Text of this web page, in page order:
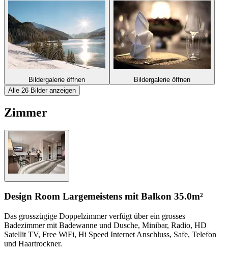
Bildergalerie öffnen
Bildergalerie öffnen
Alle 26 Bilder anzeigen
Zimmer
Design Room Largemeistens mit Balkon 35.0m²
Das grosszügige Doppelzimmer verfügt über ein grosses
Badezimmer mit Badewanne und Dusche, Minibar, Radio, HD
Satellit TV, Free WiFi, Hi Speed Internet Anschluss, Safe, Telefon
und Haartrockner.